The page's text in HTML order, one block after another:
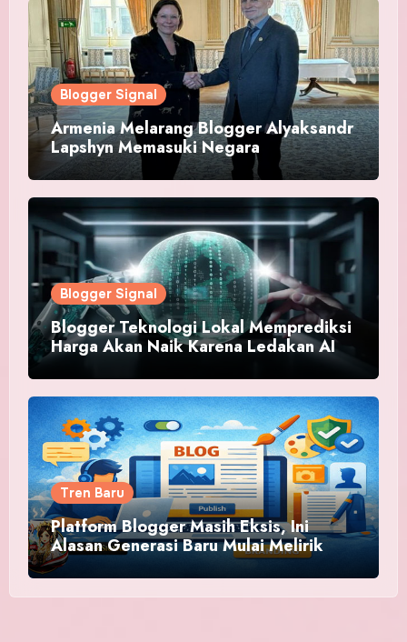
Blogger Signal
Armenia Melarang Blogger Alyaksandr
Lapshyn Memasuki Negara
Blogger Signal
Blogger Teknologi Lokal Memprediksi
Harga Akan Naik Karena Ledakan AI
Tren Baru
Platform Blogger Masih Eksis, Ini
Alasan Generasi Baru Mulai Melirik